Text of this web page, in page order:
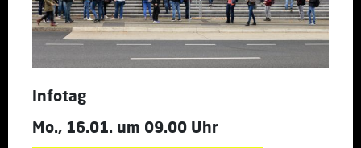
Infotag
Mo., 16.01. um 09.00 Uhr